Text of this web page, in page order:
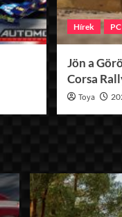
Hírek PC
Jön a
Corsa
Toya